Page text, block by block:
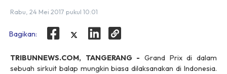
Rabu, 24 Mei 2017 pukul 10:01
Bagikan:
TRIBUNNEWS.COM, TANGERANG - ‎Grand Prix di dalam
sebuah sirkuit balap mungkin biasa dilaksanakan di Indonesia.